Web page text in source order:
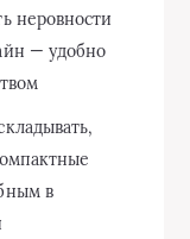
неровности
— удобно
в